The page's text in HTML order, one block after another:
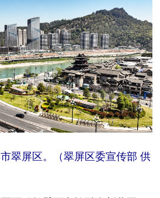
翠屏区。（翠屏区委宣传部 供